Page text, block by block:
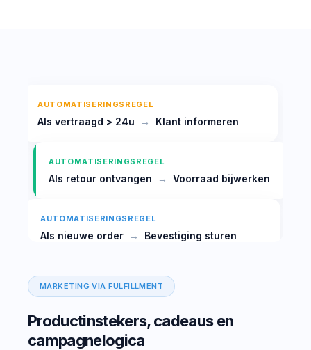
MARKETING VIA FULFILLMENT
Productinstekers, cadeaus en
campagnelogica
AUTOMATISERINGSREGEL
Als vertraagd > 24u → Klant informeren
AUTOMATISERINGSREGEL
Als retour ontvangen → Voorraad bijwerken
AUTOMATISERINGSREGEL
Als nieuwe order → Bevestiging sturen